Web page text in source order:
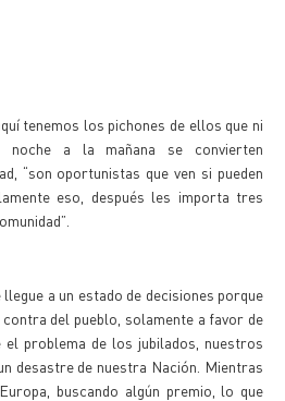
tenemos los pichones de ellos que ni
noche a la mañana se convierten
“son oportunistas que ven si pueden
eso, después les importa tres
a un estado de decisiones porque
del pueblo, solamente a favor de
el problema de los jubilados, nuestros
desastre de nuestra Nación. Mientras
buscando algún premio, lo que